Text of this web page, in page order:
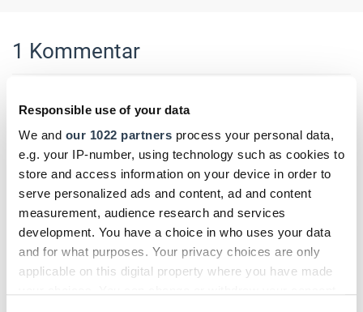
Responsible use of your data
We and our 1022 partners process your personal data,
e.g. your IP-number, using technology such as cookies to
store and access information on your device in order to
serve personalized ads and content, ad and content
measurement, audience research and services
development. You have a choice in who uses your data
and for what purposes. Your privacy choices are only
applicable on this digital property where you have made
1 Kommentar
AS.
Alexandr Sceghiriov
vor 6 Jahren
Antworten
Wir haben die notwendige Erfahrung, um jede Art von Dach
zu erstellen und zu reparieren. Wir können montieren und